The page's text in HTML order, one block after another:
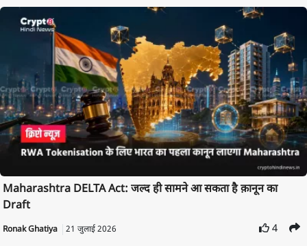
Maharashtra DELTA Act: जल्द ही सामने आ सकता है क़ानून का
Draft
Ronak Ghatiya 21 जुलाई 2026 4